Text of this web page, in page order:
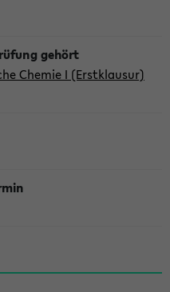
Chemie I (Erstklausur)